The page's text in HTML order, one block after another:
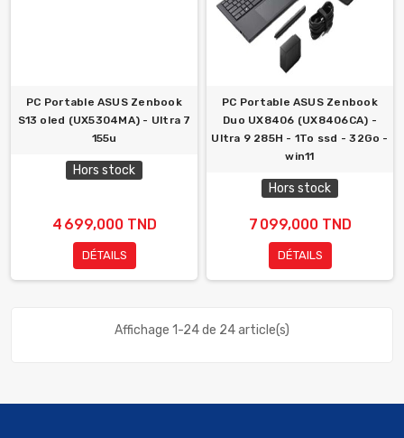
PC Portable ASUS Zenbook
S13 oled (UX5304MA) - Ultra 7
155u
Hors stock
4 699,000 TND
DÉTAILS
PC Portable ASUS Zenbook
Duo UX8406 (UX8406CA) -
Ultra 9 285H - 1To ssd - 32Go -
win11
Hors stock
7 099,000 TND
DÉTAILS
Affichage 1-24 de 24 article(s)